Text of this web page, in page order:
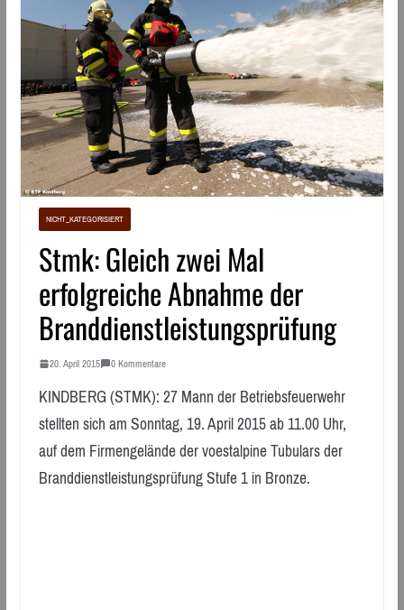
NICHT_KATEGORISIERT
Stmk: Gleich zwei Mal
erfolgreiche Abnahme der
Branddienstleistungsprüfung
20. April 2015 0 Kommentare
KINDBERG (STMK): 27 Mann der Betriebsfeuerwehr
stellten sich am Sonntag, 19. April 2015 ab 11.00 Uhr,
auf dem Firmengelände der voestalpine Tubulars der
Branddienstleistungsprüfung Stufe 1 in Bronze.